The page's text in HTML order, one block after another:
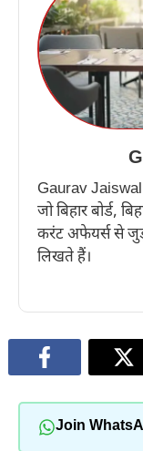
Gaurav
जो बिहार बोर्ड,
करंट अफेयर्स से
लिखते हैं।
Join